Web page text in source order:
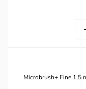
Microbrush+ Fine 1,5